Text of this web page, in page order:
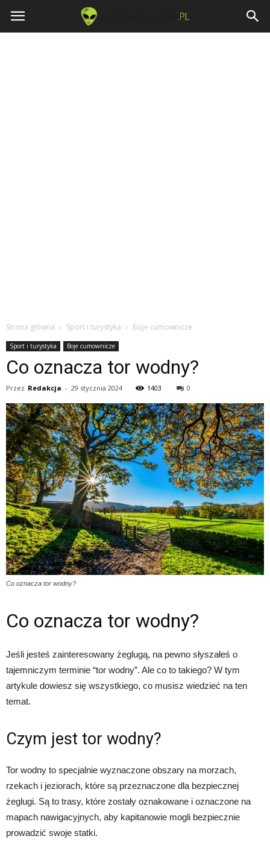
Niewiarygodne.pl
Strona główna Sport i turystyka Boje cumownicze
Sport i turystyka Boje cumownicze
Co oznacza tor wodny?
Przez Redakcja - 29 stycznia 2024 1403 0
Co oznacza tor wodny?
Co oznacza tor wodny?
Jeśli jesteś zainteresowany żeglugą, na pewno słyszałeś o
tajemniczym terminie “tor wodny”. Ale co to takiego? W tym
artykule dowiesz się wszystkiego, co musisz wiedzieć na ten
temat.
Czym jest tor wodny?
Tor wodny to specjalnie wyznaczone obszary na morzach,
rzekach i jeziorach, które są przeznaczone dla bezpiecznej
żeglugi. Są to trasy, które zostały oznakowane i oznaczone na
mapach nawigacyjnych, aby kapitanowie mogli bezpiecznie
prowadzić swoje statki.